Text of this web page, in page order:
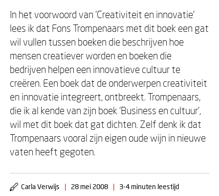
In het voorwoord van 'Creativiteit en innovatie'
lees ik dat Fons Trompenaars met dit boek een gat
wil vullen tussen boeken die beschrijven hoe
mensen creatiever worden en boeken die
bedrijven helpen een innovatieve cultuur te
creëren. Een boek dat de onderwerpen creativiteit
en innovatie integreert, ontbreekt. Trompenaars,
die ik al kende van zijn boek 'Business en cultuur',
wil met dit boek dat gat dichten. Zelf denk ik dat
Trompenaars vooral zijn eigen oude wijn in nieuwe
vaten heeft gegoten.
Carla Verwijs | 28 mei 2008 | 3-4 minuten leestijd